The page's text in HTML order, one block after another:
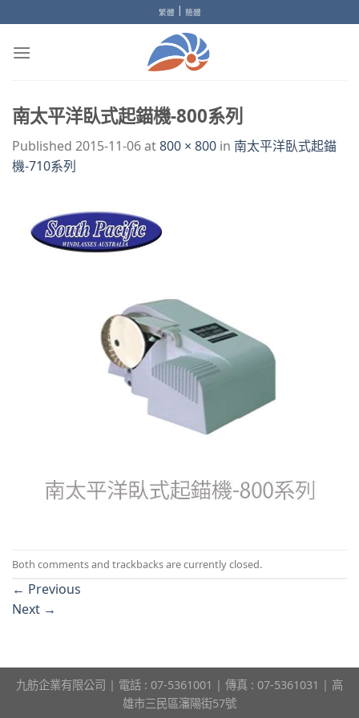
to
content
繁體 | 簡體
南太平洋臥式起錨機-800系列
Published 2015-11-06at800 × 800 in 南太平洋臥式起錨
機-710系列
Both comments and trackbacks are currently closed.
← Previous
Next →
九舫企業有限公司 | 電話 : 07-5361001 | 傳真 : 07-5361031 | 高
雄市三民區瀋陽街57號